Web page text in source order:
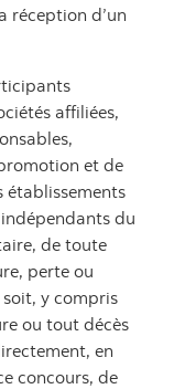
réception d’un
affiliées,
et de
établissements
du
de toute
perte ou
y compris
ou tout décès
en
concours, de